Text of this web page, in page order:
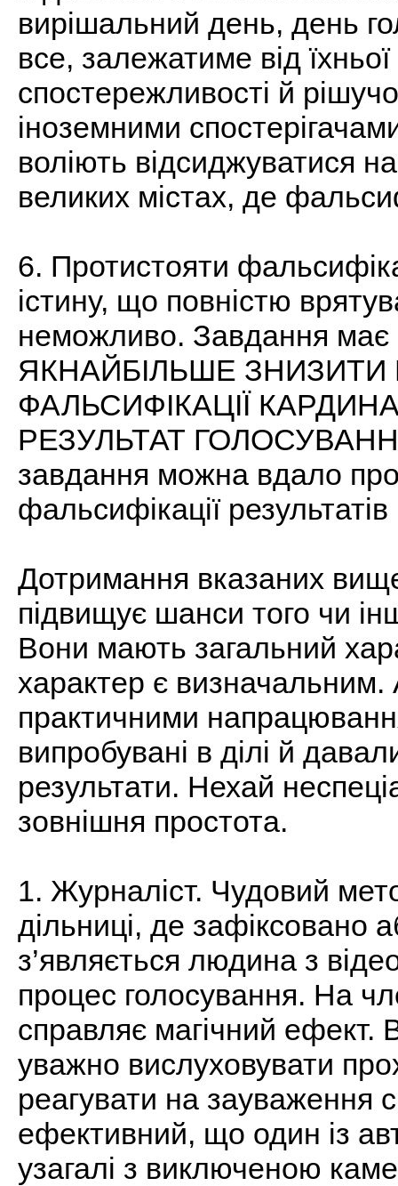
вирішальний день, день
все, залежатиме від
спостережливості й
іноземними
воліють відсиджуватися
великих містах, де
6. Протистояти
істину, що повністю
неможливо. Завдання має
ЯКНАЙБІЛЬШЕ
ФАЛЬСИФІКАЦІЇ
РЕЗУЛЬТАТ
завдання можна вдало
фальсифікації
Дотримання вказаних
підвищує шанси того чи
Вони мають загальний
характер є визначальним.
практичними
випробувані в ділі й
результати. Нехай
зовнішня простота.
1. Журналіст. Чудовий
дільниці, де зафіксовано
з’являється людина з
процес голосування. На
справляє магічний
уважно вислуховувати
реагувати на зауваження
ефективний, що один із
узагалі з виключеною